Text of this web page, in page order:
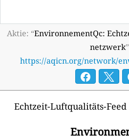
Aktie: “EnvironnementQc:
netzwerk”
https://aqicn.org/network/
Echtzeit-Luftqualitäts-